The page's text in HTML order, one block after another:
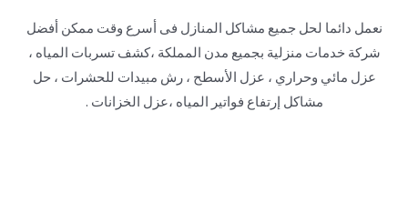
نعمل دائما لحل جميع مشاكل المنازل فى أسرع وقت ممكن أفضل
شركة خدمات منزلية بجميع مدن المملكة ،كشف تسربات المياه ،
عزل مائي وحراري ، عزل الأسطح ، رش مبيدات للحشرات ، حل
مشاكل إرتفاع فواتير المياه ،عزل الخزانات .